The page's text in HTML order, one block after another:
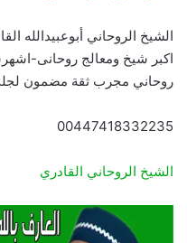
الشيخ الروحاني أبوعبيدالله
اكبر شيخ ومعالج روحانى-
روحاني مجرب ثقة مضمون
00447418332235
الشيخ الروحاني القادري